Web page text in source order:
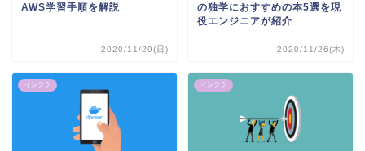
AWS学習手順を解説
2020/11/29(日)
の独学におすすめの本5選を現
役エンジニアが紹介
2020/11/26(木)
インフラ インフラ